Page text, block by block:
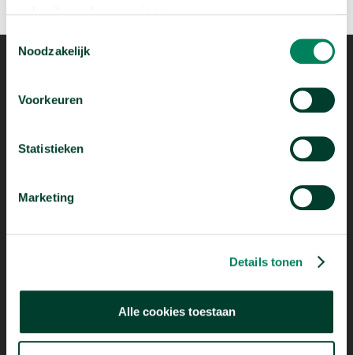
Toestemmingsselectie
Noodzakelijk
Voorkeuren
Statistieken
Marketing
Details tonen
Alle cookies toestaan